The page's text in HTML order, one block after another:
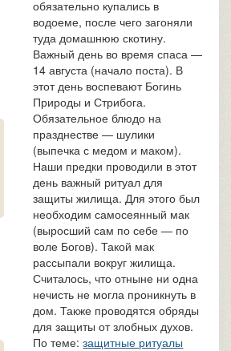
обязательно купались в
водоеме, после чего загоняли
туда домашнюю скотину.
Важный день во время спаса —
14 августа (начало поста). В
этот день воспевают Богинь
Природы и Стрибога.
Обязательное блюдо на
празднестве — шулики
(выпечка с медом и маком).
Наши предки проводили в этот
день важный ритуал для
защиты жилища. Для этого был
необходим самосеянный мак
(выросший сам по себе — по
воле Богов). Такой мак
рассыпали вокруг жилища.
Считалось, что отныне ни одна
нечисть не могла проникнуть в
дом. Также проводятся обряды
для защиты от злобных духов.
По теме:защитные ритуалы